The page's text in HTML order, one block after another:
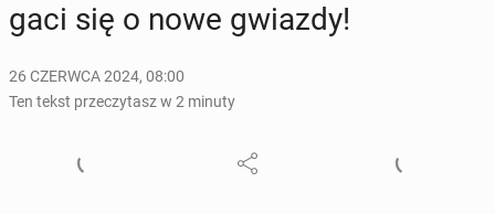
ga­ci się o nowe gwiazdy!
26 CZERWCA 2024, 08:00
Ten tekst przeczytasz w 2 minuty